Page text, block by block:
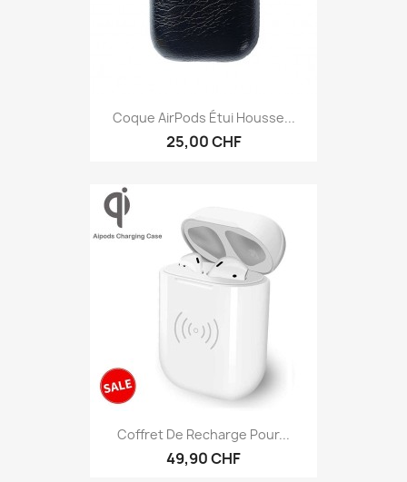
Coque AirPods Étui Housse...
25,00 CHF
Coffret De Recharge Pour...
49,90 CHF